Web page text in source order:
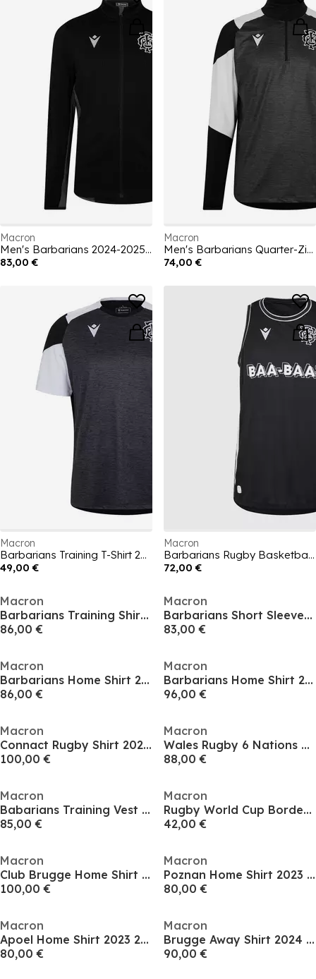
Macron
Men's Barbarians 2024-2025 Cotton Full Zip Stand Collar Slim Fit Rugby Jacket
83,00 €
Macron
Men's Barbarians Quarter-Zip Replica Short-Sleeve T-Shirt
74,00 €
Macron
Barbarians Training T-Shirt 2024 2025 Mens
49,00 €
Macron
Barbarians Rugby Basketball Shirt 2024 2025 Adults
72,00 €
Macron
Barbarians Training Shirt 2024 2025 Adults
86,00 €
Macron
Barbarians Short Sleeve Shirt 2024 2025 Mens
83,00 €
Macron
Barbarians Home Shirt 2024 2025 Adults
86,00 €
Macron
Barbarians Home Shirt 2024 2025 Mens
96,00 €
Macron
Connact Rugby Shirt 2024 2025 Mens
100,00 €
Macron
Wales Rugby 6 Nations Home Shirt 2023 Adults
88,00 €
Macron
Babarians Training Vest 2024 2025 Adults
85,00 €
Macron
Rugby World Cup Bordeaux T-Shirt 2022/2023 Mens
42,00 €
Macron
Club Brugge Home Shirt 2023 2024 Adults
100,00 €
Macron
Poznan Home Shirt 2023 2024 Adults
80,00 €
Macron
Apoel Home Shirt 2023 2024 Adults
80,00 €
Macron
Brugge Away Shirt 2024 2025 Adults
90,00 €